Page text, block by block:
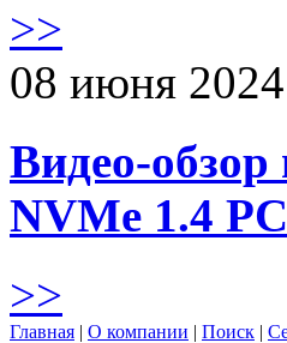
>>
08 июня 2024
Видео-
NVMe 1.4
>>
Главная | О компании | Поиск |